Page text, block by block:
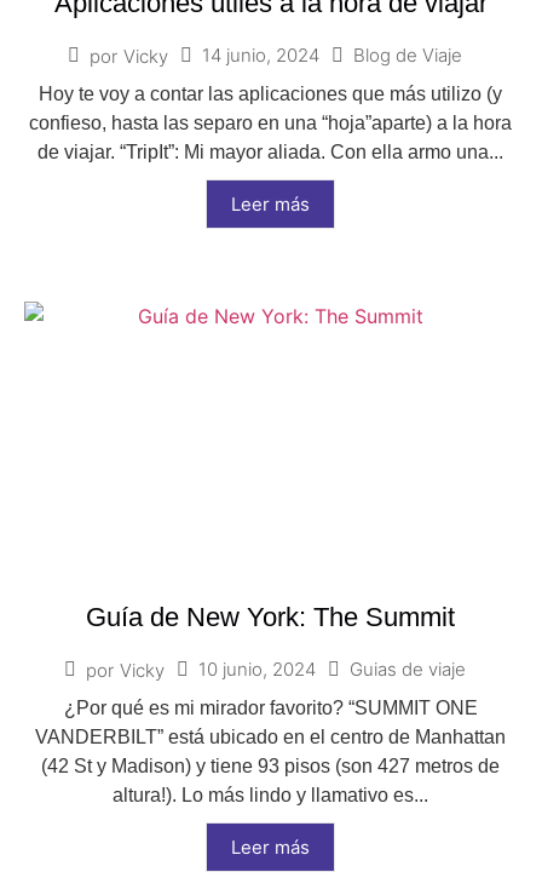
por Vicky 14 junio, 2024 Blog de Viaje
Hoy te voy a contar las aplicaciones que más utilizo (y
confieso, hasta las separo en una “hoja”aparte) a la hora
de viajar. “TripIt”: Mi mayor aliada. Con ella armo una...
Leer más
Guía de New York: The Summit
por Vicky 10 junio, 2024 Guias de viaje
¿Por qué es mi mirador favorito? “SUMMIT ONE
VANDERBILT” está ubicado en el centro de Manhattan
(42 St y Madison) y tiene 93 pisos (son 427 metros de
altura!). Lo más lindo y llamativo es...
Leer más